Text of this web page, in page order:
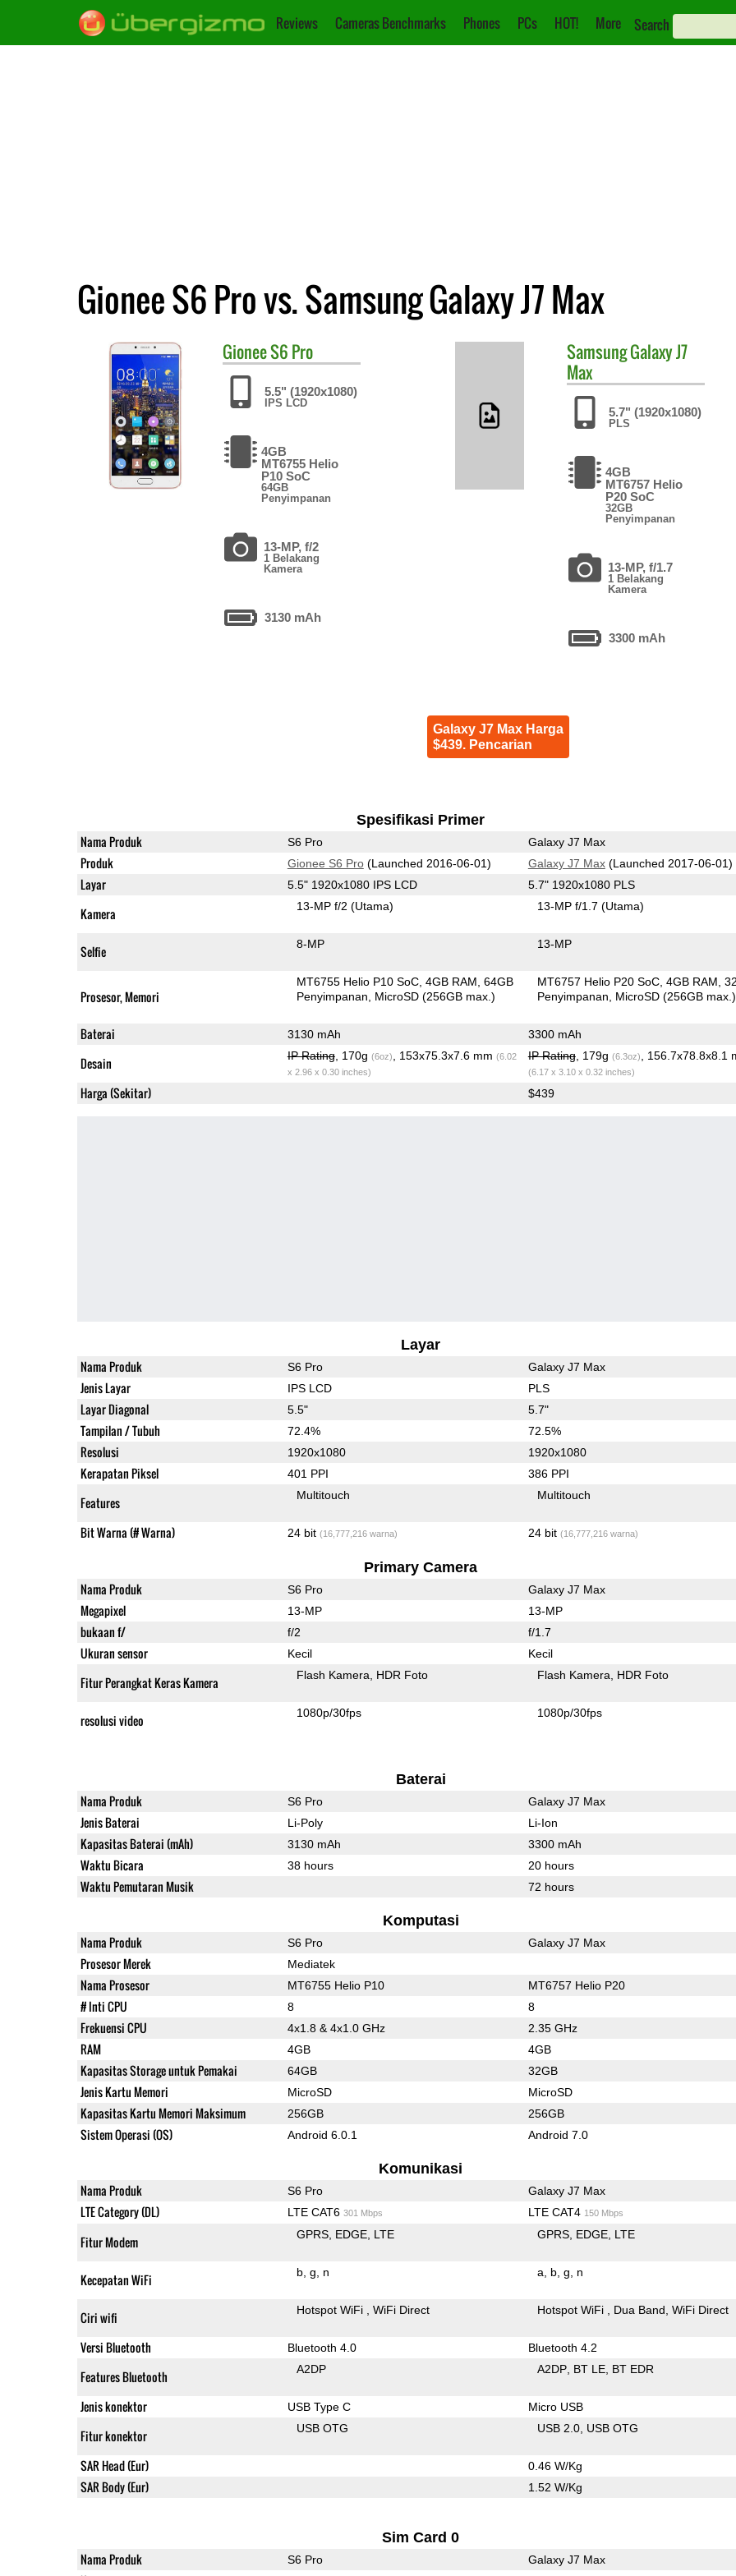
Reviews Cameras Benchmarks Phones PCs HOT! More Search
Gionee S6 Pro vs. Samsung Galaxy J7 Max
GioneeS6 Pro
5.5" (1920x1080)
IPS LCD
4GB
MT6755 Helio
P10 SoC
64GB
Penyimpanan
13-MP, f/2
1 Belakang
Kamera
3130 mAh
SamsungGalaxy J7
Max
5.7" (1920x1080)
PLS
4GB
MT6757 Helio
P20 SoC
32GB
Penyimpanan
13-MP, f/1.7
1 Belakang
Kamera
3300 mAh
Galaxy J7 Max Harga
$439. Pencarian
Spesifikasi Primer
Nama Produk S6 Pro Galaxy J7 Max
Produk Gionee S6 Pro(Launched 2016-06-01) Galaxy J7 Max(Launched 2017-06-01)
Layar 5.5" 1920x1080 IPS LCD 5.7" 1920x1080 PLS
Kamera 13-MP f/2(Utama) 13-MP f/1.7(Utama)
Selfie 8-MP 13-MP
Prosesor, Memori
MT6755 Helio P10 SoC 4GB RAM 64GB
Penyimpanan
MicroSD (256GB max.)
MT6757 Helio P20 SoC 4GB RAM
Penyimpanan
MicroSD (256GB max.)
Baterai 3130 mAh 3300 mAh
Desain IP Rating, 170g (6oz) , 153x75.3x7.6 mm (6.02
x 2.96 x 0.30 inches)
IP Rating, 179g (6.3oz) , 156.7x78.8x8.1
(6.17 x 3.10 x 0.32 inches)
Harga (Sekitar) $439
Layar
Nama Produk S6 Pro Galaxy J7 Max
Jenis Layar IPS LCD PLS
Layar Diagonal 5.5" 5.7"
Tampilan / Tubuh 72.4% 72.5%
Resolusi 1920x1080 1920x1080
Kerapatan Piksel 401 PPI 386 PPI
Features Multitouch Multitouch
Bit Warna (# Warna) 24 bit (16,777,216 warna) 24 bit (16,777,216 warna)
Primary Camera
Nama Produk S6 Pro Galaxy J7 Max
Megapixel 13-MP 13-MP
bukaan f/ f/2 f/1.7
Ukuran sensor Kecil Kecil
Fitur Perangkat Keras Kamera Flash Kamera HDR Foto Flash Kamera HDR Foto
resolusi video 1080p/30fps 1080p/30fps
Baterai
Nama Produk S6 Pro Galaxy J7 Max
Jenis Baterai Li-Poly Li-Ion
Kapasitas Baterai (mAh) 3130 mAh 3300 mAh
Waktu Bicara 38 hours 20 hours
Waktu Pemutaran Musik 72 hours
Komputasi
Nama Produk S6 Pro Galaxy J7 Max
Prosesor Merek Mediatek
Nama Prosesor MT6755 Helio P10 MT6757 Helio P20
# Inti CPU 8 8
Frekuensi CPU 4x1.8 & 4x1.0 GHz 2.35 GHz
RAM 4GB 4GB
Kapasitas Storage untuk Pemakai 64GB 32GB
Jenis Kartu Memori MicroSD MicroSD
Kapasitas Kartu Memori Maksimum 256GB 256GB
Sistem Operasi (OS) Android 6.0.1 Android 7.0
Komunikasi
Nama Produk S6 Pro Galaxy J7 Max
LTE Category (DL) LTE CAT6 301 Mbps LTE CAT4 150 Mbps
Fitur Modem GPRS EDGE LTE GPRS EDGE LTE
Kecepatan WiFi b g n a b g n
Ciri wifi Hotspot WiFi WiFi Direct Hotspot WiFi Dua Band WiFi Direct
Versi Bluetooth Bluetooth 4.0 Bluetooth 4.2
Features Bluetooth A2DP A2DP BT LE BT EDR
Jenis konektor USB Type C Micro USB
Fitur konektor USB OTG USB 2.0 USB OTG
SAR Head (Eur) 0.46 W/Kg
SAR Body (Eur) 1.52 W/Kg
Sim Card 0
Nama Produk S6 Pro Galaxy J7 Max